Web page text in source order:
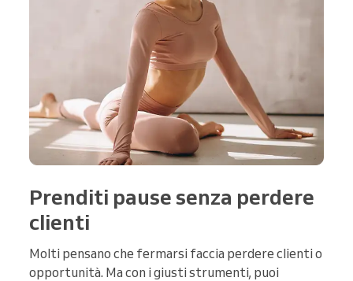
Prenditi pause senza perdere
clienti
Molti pensano che fermarsi faccia perdere clienti o
opportunità. Ma con i giusti strumenti, puoi